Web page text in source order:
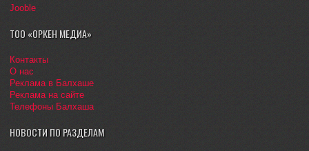
Jooble
ТОО «ОРКЕН МЕДИА»
Контакты
О нас
Реклама в Балхаше
Реклама на сайте
Телефоны Балхаша
НОВОСТИ ПО РАЗДЕЛАМ